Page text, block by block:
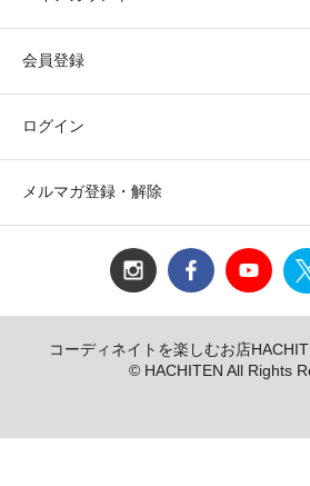
会員登録
ログイン
メルマガ登録・解除
コーディネイトを楽しむお店
© HACHITEN All Rights